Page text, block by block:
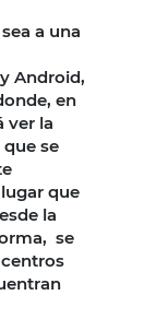
a una
Android,
en
ver la
se
que
la
se